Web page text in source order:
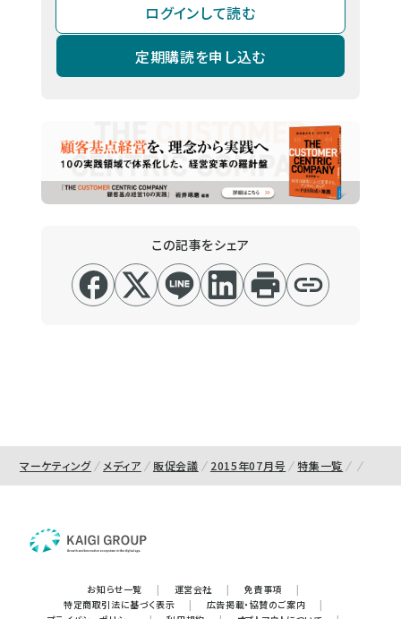
ログインして読む
定期購読を申し込む
この記事をシェア
マーケティング メディア 販促会議 2015年07月号 特集一覧
お知らせ一覧 | 運営会社 | 免責事項
|
特定商取引法に基づく表示
| 広告掲載・協賛のご案内
|